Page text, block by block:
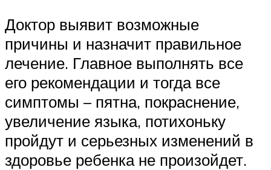
Доктор выявит возможные
причины и назначит правильное
лечение. Главное выполнять все
его рекомендации и тогда все
симптомы – пятна, покраснение,
увеличение языка, потихоньку
пройдут и серьезных изменений в
здоровье ребенка не произойдет.